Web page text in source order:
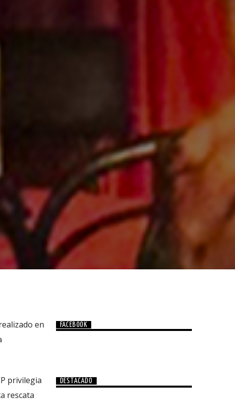
en
privilegia
rescata
FACEBOOK
DESTACADO